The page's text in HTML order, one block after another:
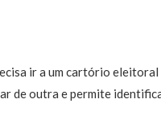
ir a um cartório
de outra e permite